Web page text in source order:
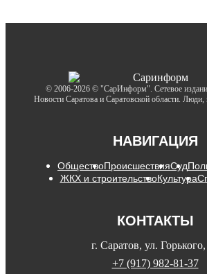
© 2006-2026 © "СарИнформ". Сетевое
Новости Саратова и Саратовской области. Люди,
НАВИГАЦИЯ
ОбществоПроисшествияСуд
ЖКХ и строительствоКультура
КОНТАКТЫ
г. Саратов, ул. Горького,
+7 (917) 982-81-37